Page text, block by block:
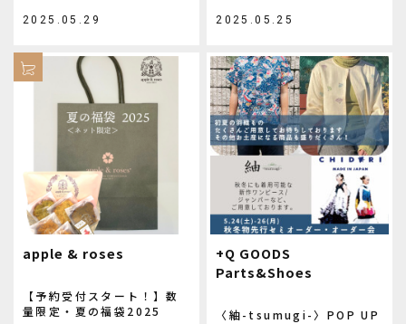
2025.05.29 2025.05.25
apple & roses
【予約受付スタート！】数
量限定・夏の福袋2025
+Q GOODS
Parts&Shoes
〈紬-tsumugi-〉POP UP